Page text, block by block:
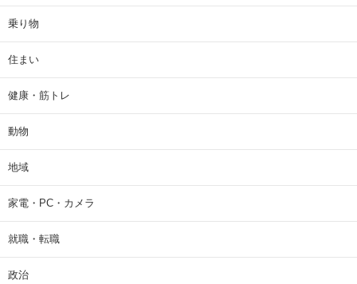
乗り物
住まい
健康・筋トレ
動物
地域
家電・PC・カメラ
就職・転職
政治